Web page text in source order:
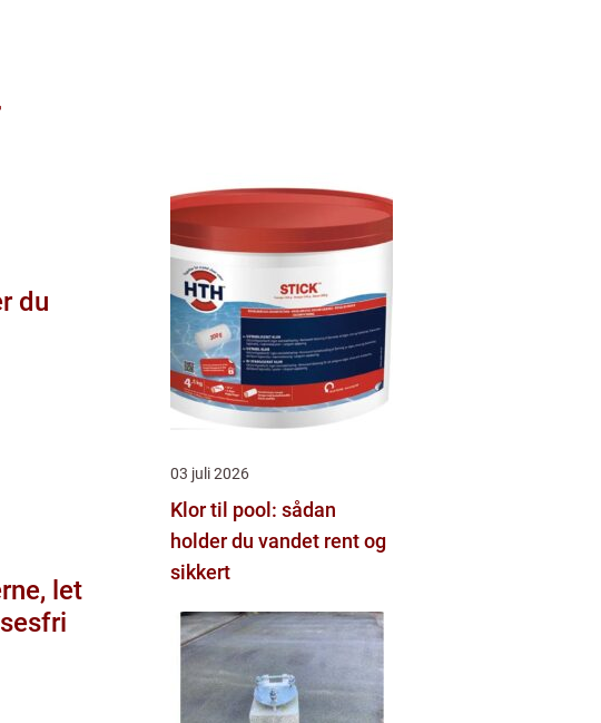
du
03 juli 2026
Klor til pool: sådan
holder du vandet rent og
sikkert